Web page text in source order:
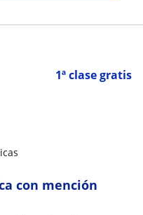
1ª clase gratis
con mención